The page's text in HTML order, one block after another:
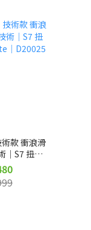
款 衝浪滑
｜S7 扭簧
D20025